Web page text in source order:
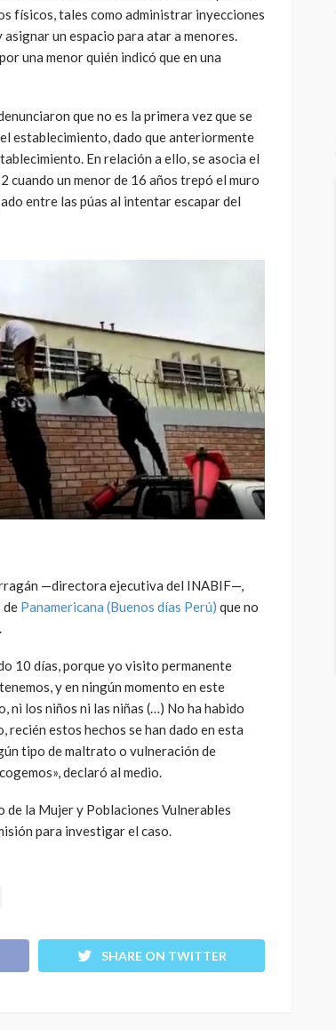
físicos, tales como administrar inyecciones
un espacio para atar a menores.
una menor quién indicó que en una
que no es la primera vez que se
establecimiento, dado que anteriormente
En relación a ello, se asocia el
cuando un menor de 16 años trepó el muro
entre las púas al intentar escapar del
—directora ejecutiva del INABIF—,
de Panamericana (Buenos días Perú) que no
10 días, porque yo visito permanente
y en ningún momento en este
ni los niños ni las niñas (…) No ha habido
recién estos hechos se han dado en esta
tipo de maltrato o vulneración de
declaró al medio.
de la Mujer y Poblaciones Vulnerables
para investigar el caso.
SHARE ON TWITTER